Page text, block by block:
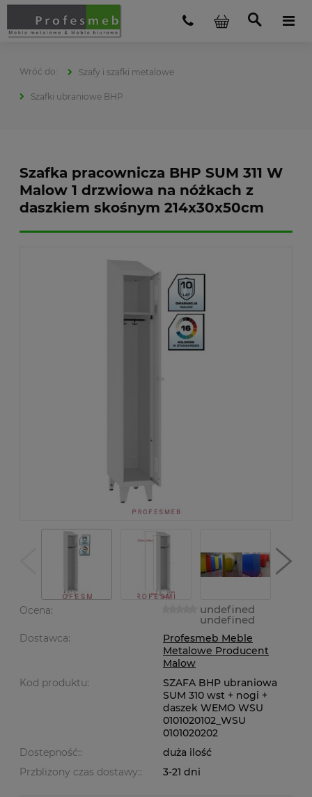
Szafy i szafki metalowe
Szafki ubraniowe BHP
Szafka pracownicza BHP SUM 311 W
Malow 1 drzwiowa na nóżkach z
daszkiem skośnym 214x30x50cm
Ocena: undefined
undefined
Dostawca:
Profesmeb Meble
Metalowe Producent
Malow
Kod produktu:
SZAFA BHP ubraniowa
SUM 310 wst + nogi +
daszek WEMO WSU
0101020102_WSU
0101020202
Dostepność::
duża ilość
Przbliżony czas dostawy::
3-21 dni